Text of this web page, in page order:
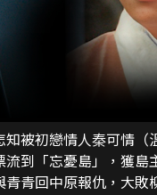
被初戀情人秦可情（
到「忘憂島」，獲島
青回中原報仇，大敗